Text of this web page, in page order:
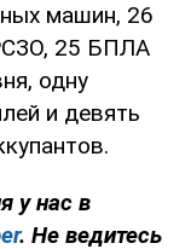
машин, 26
25 БПЛА
одну
и девять
у нас в
. Не ведитесь